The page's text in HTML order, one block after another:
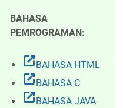
BAHASA
PEMROGRAMAN:
open_in_new BAHASA HTML
open_in_new BAHASA C
open_in_new BAHASA JAVA